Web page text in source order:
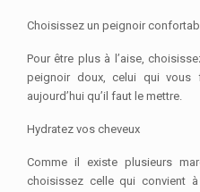
Choisissez un peignoir
Pour être plus à l’aise,
peignoir doux, celui qui vous
aujourd’hui qu’il faut le mettre.
Hydratez vos cheveux
Comme il existe plusieurs
choisissez celle qui convient